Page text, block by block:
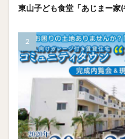
東山子ども食堂「あじまー家(